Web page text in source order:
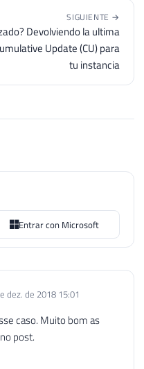
SIGUIENTE →
Devolviendo la ultima
Update (CU) para
tu instancia
Entrar con Microsoft
dez. de 2018 15:01
caso. Muito bom as
post.